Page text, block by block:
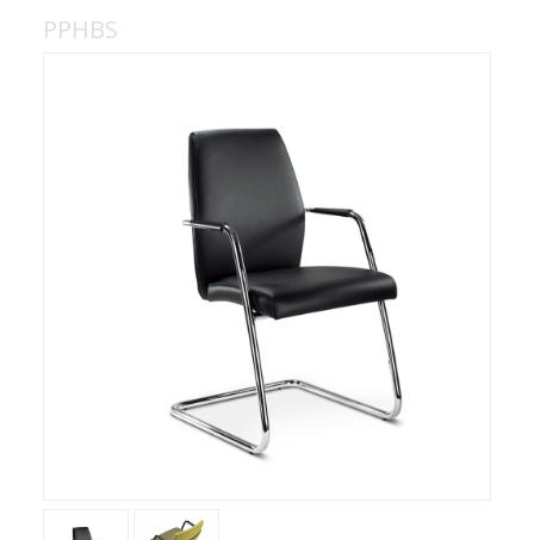
Registreren
Schoolmeubelen
PPHBS